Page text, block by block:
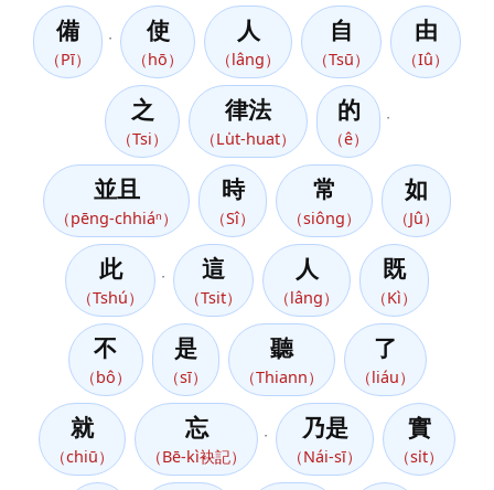
備
（Pī）
使
（hō）
人
（lâng）
自
（Tsū）
由
（Iû）
之
（Tsi）
律法
（Lu̍t-huat）
的
（ê）
並且
（pēng-chhiáⁿ）
時
（Sî）
常
（siông）
如
（Jû）
此
（Tshú）
這
（Tsit）
人
（lâng）
既
（Kì）
不
（bô）
是
（sī）
聽
（Thiann）
了
（liáu）
就
（chiū）
忘
（Bē-kì袂記）
乃是
（Nái-sī）
實
（si̍t）